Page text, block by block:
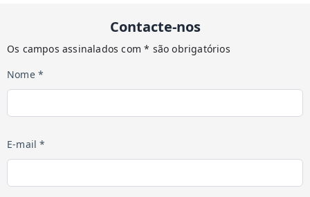
Contacte-nos
Os campos assinalados com * são obrigatórios
Nome *
E-mail *